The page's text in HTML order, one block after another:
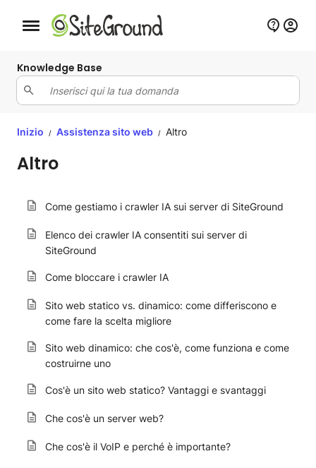
Bottone navigazione da mobile
Knowledge Base
Inizio / Assistenza sito web / Altro
Altro
Come gestiamo i crawler IA sui server di SiteGround
Elenco dei crawler IA consentiti sui server di
SiteGround
Come bloccare i crawler IA
Sito web statico vs. dinamico: come differiscono e
come fare la scelta migliore
Sito web dinamico: che cos'è, come funziona e come
costruirne uno
Cos'è un sito web statico? Vantaggi e svantaggi
Che cos'è un server web?
Che cos'è il VoIP e perché è importante?